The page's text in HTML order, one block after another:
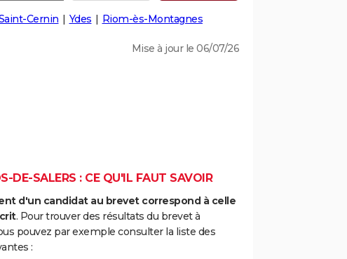
Cernin Ydes Riom-ès-Montagnes
Mise à jour le 06/07/26
DE-SALERS : CE QU'IL FAUT SAVOIR
d'un candidat au brevet correspond à celle
. Pour trouver des résultats du brevet à
pouvez par exemple consulter la liste des
: